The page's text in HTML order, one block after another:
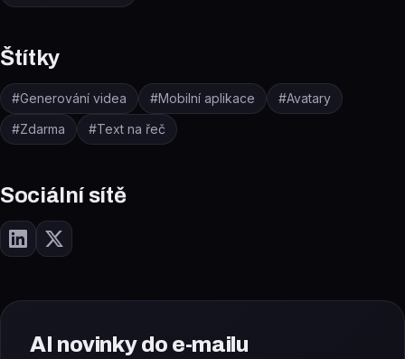
Štítky
#Generování videa #Mobilní aplikace #Avatary
#Zdarma #Text na řeč
Sociální sítě
AI novinky do e-mailu